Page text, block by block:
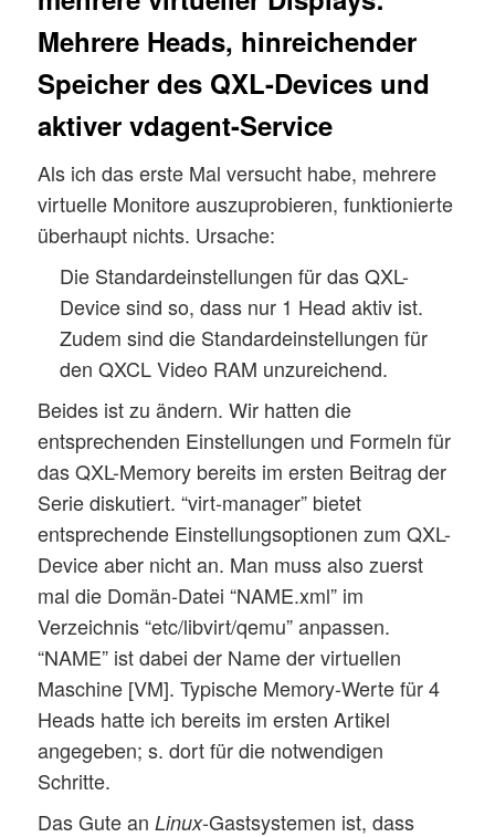
Mehrere Heads, hinreichender
Speicher des QXL-Devices und
aktiver vdagent-Service
Als ich das erste Mal versucht habe, mehrere
virtuelle Monitore auszuprobieren, funktionierte
überhaupt nichts. Ursache:
Die Standardeinstellungen für das QXL-
Device sind so, dass nur 1 Head aktiv ist.
Zudem sind die Standardeinstellungen für
den QXCL Video RAM unzureichend.
Beides ist zu ändern. Wir hatten die
entsprechenden Einstellungen und Formeln für
das QXL-Memory bereits im ersten Beitrag der
Serie diskutiert. “virt-manager” bietet
entsprechende Einstellungsoptionen zum QXL-
Device aber nicht an. Man muss also zuerst
mal die Domän-Datei “NAME.xml” im
Verzeichnis “etc/libvirt/qemu” anpassen.
“NAME” ist dabei der Name der virtuellen
Maschine [VM]. Typische Memory-Werte für 4
Heads hatte ich bereits im ersten Artikel
angegeben; s. dort für die notwendigen
Schritte.
Das Gute anLinux-Gastsystemen ist, dass